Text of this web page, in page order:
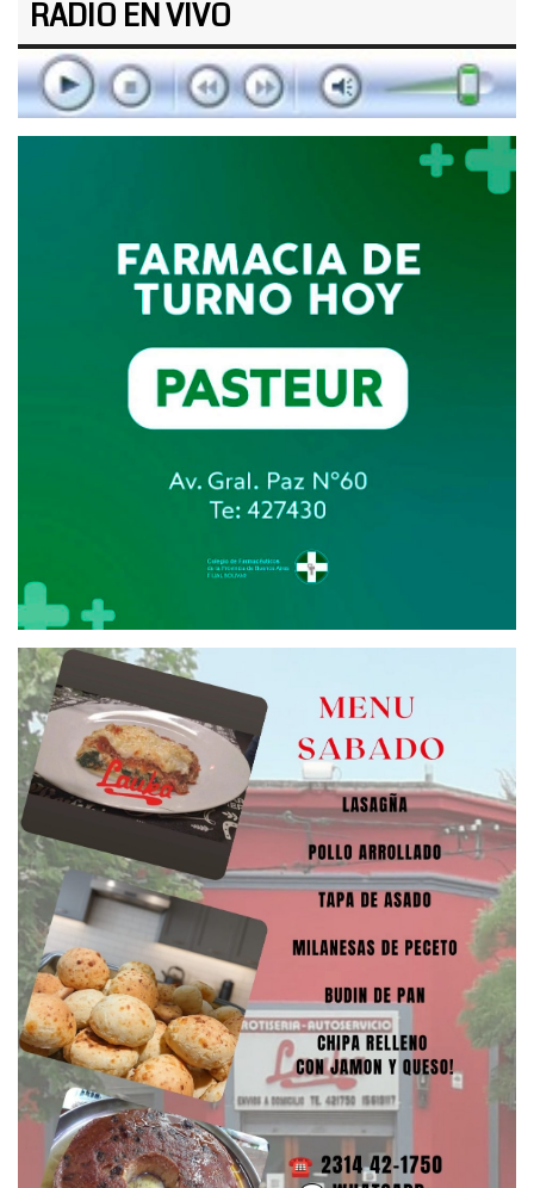
RADIO EN VIVO